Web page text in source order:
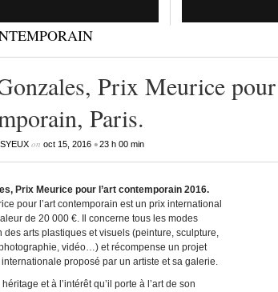
Prix Meurice
Paris.
on oct 15, 2016•23 h 00 min
Prix Meurice pour l’art contemporain 2016.
pour l’art contemporain est un prix international
de 20 000 €. Il concerne tous les modes
des arts plastiques et visuels (peinture, sculpture,
vidéo…) et récompense un projet
internationale proposé par un artiste et sa galerie.
et à l’intérêt qu’il porte à l’art de son